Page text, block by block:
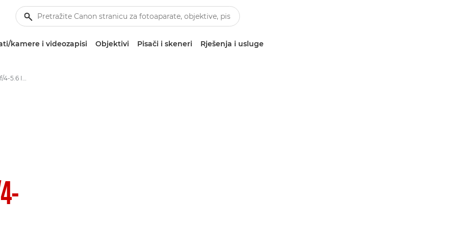
kamere i videozapisi Objektivi Pisači i skeneri Rješenja i usluge
Canon EF-S 18-55mm f/4-5.6 IS STM - Lenses